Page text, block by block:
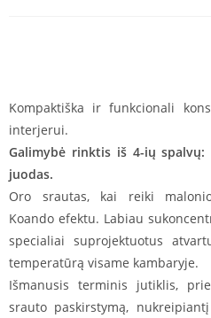
Kompaktiška ir funkcionali
interjerui.
Galimybė rinktis iš 4-ių
juodas.
Oro srautas, kai reiki
Koando efektu. Labiau
specialiai suprojektuotus
temperatūrą visame kambaryje.
Išmanusis terminis jutiklis,
srauto paskirstymą,